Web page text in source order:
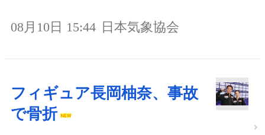
08月10日 15:44 日本気象協会
フィギュア長岡柚奈、事故
で骨折